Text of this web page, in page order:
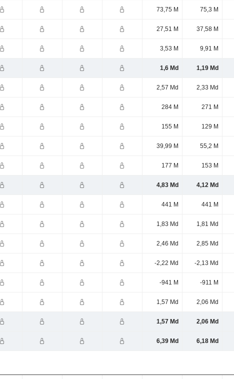
73,75 M 75,3 M
27,51 M 37,58 M
3,53 M 9,91 M
1,6 Md 1,19 Md
2,57 Md 2,33 Md
284 M 271 M
155 M 129 M
39,99 M 55,2 M
177 M 153 M
4,83 Md 4,12 Md
441 M 441 M
1,83 Md 1,81 Md
2,46 Md 2,85 Md
-2,22 Md -2,13 Md
-941 M -911 M
1,57 Md 2,06 Md
1,57 Md 2,06 Md
6,39 Md 6,18 Md